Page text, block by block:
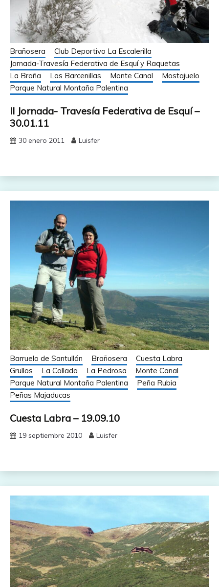
Brañosera
Club Deportivo La Escalerilla
Jornada-Travesía Federativa de Esquí y Raquetas
La Braña
Las Barcenillas Monte Canal
Mostajuelo
Parque Natural Montaña Palentina
II Jornada- Travesía Federativa de Esquí –
30.01.11
30 enero 2011 Luisfer
Barruelo de Santullán Brañosera
Cuesta Labra
Grullos
La Collada La Pedrosa
Monte Canal
Parque Natural Montaña Palentina
Peña Rubia
Peñas Majaducas
Cuesta Labra – 19.09.10
19 septiembre 2010 Luisfer